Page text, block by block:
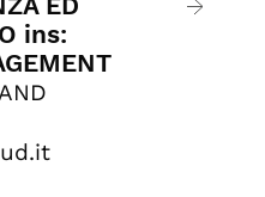
ins: